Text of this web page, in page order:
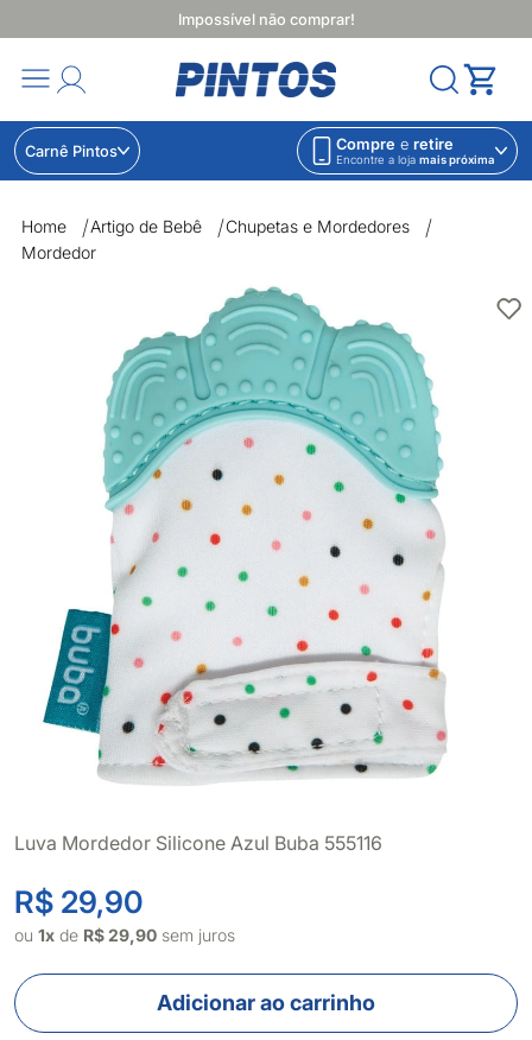
Impossível não comprar!
Carnê Pintos Compre e retire
Encontre a loja mais próxima
Home Artigo de Bebê
Chupetas e Mordedores
Mordedor
Luva Mordedor Silicone Azul Buba 555116
R$ 29,90
ou 1x de R$ 29,90 sem juros
Adicionar ao carrinho